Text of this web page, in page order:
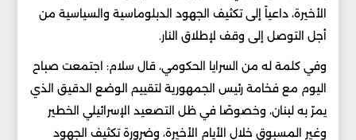
الأخيرة، داعياً إلى تكثيف الجهود الدبلوماسية والسياسية من
أجل التوصل إلى وقف لإطلاق النار.
وفي كلمة له من السرايا الحكومي، قال سلام: اجتمعت صباح
اليوم مع فخامة رئيس الجمهورية لتقييم الوضع الدقيق الذي
يمرّ به لبنان، وخصوصًا في ظل التصعيد الإسرائيلي الخطير
وغير المسبوق خلال الأيام الأخيرة، وضرورة تكثيف الجهود